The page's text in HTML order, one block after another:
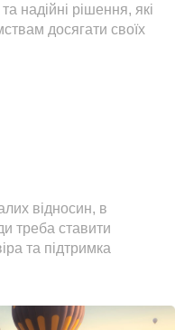
надійні рішення, які
досягати своїх
відносин, в
треба ставити
та підтримка